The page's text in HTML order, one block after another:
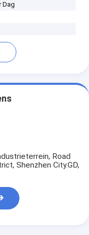
Dag
Road
Shenzhen City.GD,